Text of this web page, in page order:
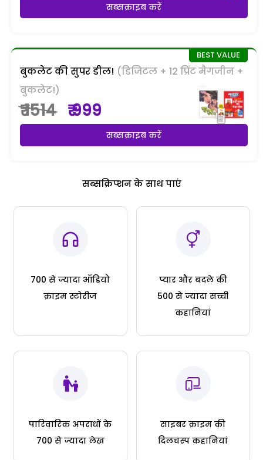
सब्सक्राइब करें
बुकलेट की सुपर डील! (डिजिटल + 12 प्रिंट मैगजीन +
बुकलेट!)
₹ 1514 ₹ 999
सब्सक्राइब करें
सब्सक्रिप्शन के साथ पाएं
700 से ज्यादा ऑडियो
क्राइम स्टोरीज
प्यार और बदले की
500 से ज्यादा सच्ची
कहानियां
पारिवारिक अपराधों के
700 से ज्यादा लेख
साइबर क्राइम की
दिलचस्प कहानियां